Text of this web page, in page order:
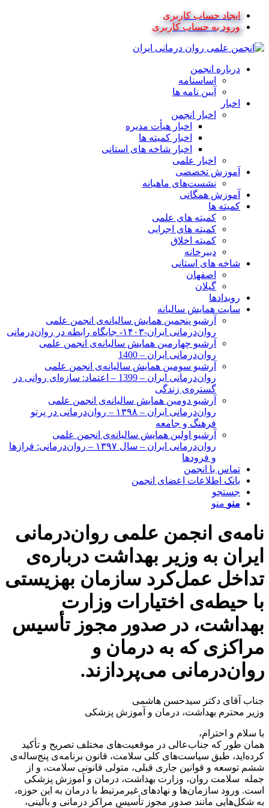
ایجاد حساب کاربری
ورود به حساب کاربری
درباره انجمن
اساسنامه
آیین نامه ها
اخبار
اخبار انجمن
اخبار هیأت مدیره
اخبار کمیته ها
اخبار شاخه های استانی
اخبار علمی
آموزش تخصصی
نشست‌های ماهیانه
آموزش همگانی
کمیته ها
کمیته های علمی
کمیته های اجرایی
کمیته اخلاق
دبیرخانه
شاخه های استانی
اصفهان
گیلان
رویدادها
سایت همایش سالیانه
آرشیو پنجمین همایش سالیانه‌ی انجمن علمی
روان‌درمانی ایران-۱۴۰۳- جایگاه رابطه در روان‌درمانی
آرشیو چهارمین همایش سالیانه‌ی انجمن علمی
روان‌درمانی ایران – 1400
آرشیو سومین همایش سالیانه‌ی انجمن علمی
روان‌درمانی ایران – 1399 – اعتماد: سازه‌ای روانی در
گستره‌ی زندگی
آرشیو دومین همایش سالیانه‌ی انجمن علمی
روان‌درمانی ایران – ۱۳۹۸ – روان‌درمانی در پرتو
فرهنگ و جامعه
آرشیو اولین همایش سالیانه‌ی انجمن علمی
روان‌درمانی ایران – سال ۱۳۹۷ – روان‌درمانی: فرازها
و فرودها
تماس با انجمن
بانک اطلاعات اعضای انجمن
جستجو
منو منو
نامه‌ی انجمن علمی روان‌درمانی
ایران به وزیر بهداشت درباره‌ی
تداخل عمل‌کرد سازمان بهزیستی
با حیطه‌ی اختیارات وزارت
بهداشت، در صدور مجوز تأسیس
مراکزی که به درمان و
روان‌درمانی می‌پردازند.
جناب آقای دکتر سیدحسن هاشمی
وزیر محترم بهداشت، درمان و آموزش پزشکی
با سلام و احترام،
همان طور که جناب‌عالی در موقعیت‌های مختلف تصریح و تأکید
کرده‌اید، طبق سیاست‌های کلی سلامت، قانون برنامه‌ی پنج‌ساله‌ی
ششم توسعه و قوانین جاری قبلی، متولی قانونی سلامت، و از
جمله سلامت روان، وزارت بهداشت، درمان و آموزش پزشکی
است. ورود سازمان‌ها و نهادهای غیرمرتبط با درمان به این حوزه،
به شکل‌هایی مانند صدور مجوز تأسیس مراکز درمانی و بالینی،